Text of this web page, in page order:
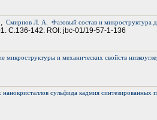
, Смирнов Л. А.
Фазовый состав и микроструктура
С.136-142. ROI: jbc-01/19-57-1-136
микроструктуры и механических свойств
сульфида кадмия синтезированных